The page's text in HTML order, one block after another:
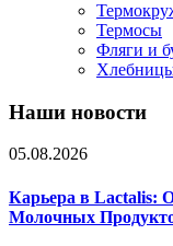
Термосы
Фляги и
Наши новости
05.08.2026
Карьера в Lactalis:
Молочных